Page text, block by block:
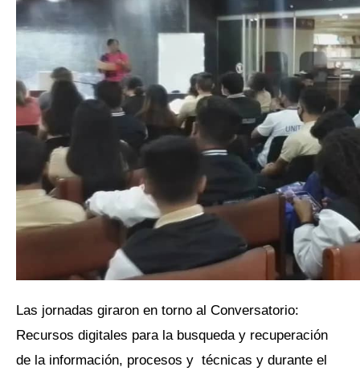
Las jornadas giraron en torno al Conversatorio:
Recursos digitales para la busqueda y recuperación
de la información, procesos y técnicas y durante el